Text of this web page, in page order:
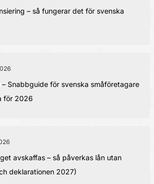
– så fungerar det för svenska
– Snabbguide för svenska småföretagare
för 2026
avskaffas – så påverkas lån utan
deklarationen 2027)